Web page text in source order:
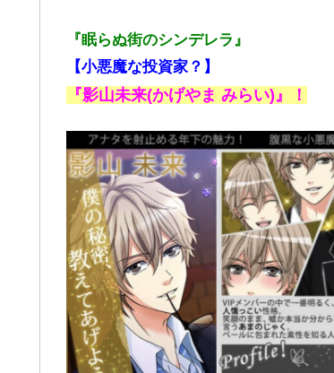
『眠らぬ街のシンデレラ』
【小悪魔な投資家？】
『影山未来(かげやま みらい)』！